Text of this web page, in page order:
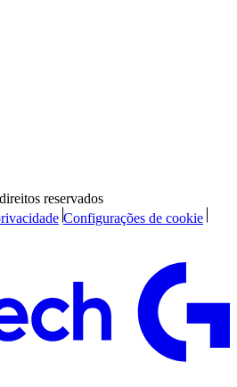
reservados
Configurações de cookie